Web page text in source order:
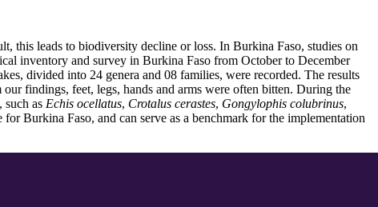
this leads to biodiversity decline or loss. In Burkina Faso, studies on
inventory and survey in Burkina Faso from October to December
divided into 24 genera and 08 families, were recorded. The results
findings, feet, legs, hands and arms were often bitten. During the
such as Echis ocellatus, Crotalus cerastes, Gongylophis colubrinus,
Burkina Faso, and can serve as a benchmark for the implementation